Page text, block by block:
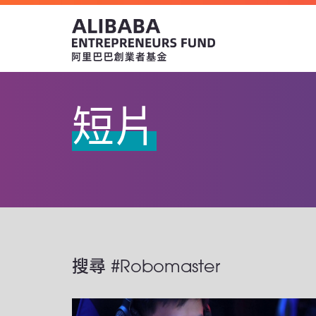
短片
搜尋 #Robomaster